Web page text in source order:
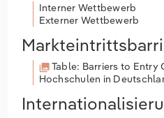
Interner Wettbewerb
Externer Wettbewerb
Table: Barriers to Entry
Hochschulen in